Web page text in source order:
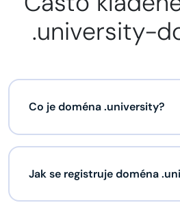
.university-
Co je doména .university?
Jak se registruje doména